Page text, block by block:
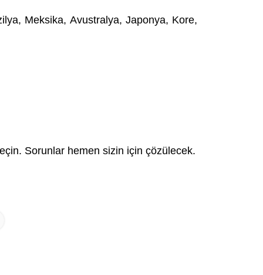
Meksika, Avustralya, Japonya, Kore,
Sorunlar hemen sizin için çözülecek.